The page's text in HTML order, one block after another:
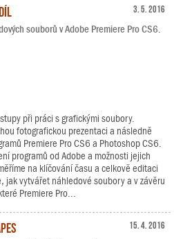
3. 5. 2016
souborů v Adobe Premiere Pro CS6.
při práci s grafickými soubory.
fotografickou prezentaci a následně
Premiere Pro CS6 a Photoshop CS6.
programů od Adobe a možnosti jejich
na klíčování času a celkově editaci
jak vytvářet náhledové soubory a v závěru
Premiere Pro...
15. 4. 2016